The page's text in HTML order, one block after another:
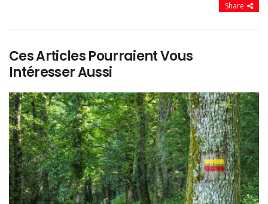
Share
Ces Articles Pourraient Vous
Intéresser Aussi